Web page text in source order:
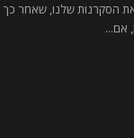
הסקרנות שלנו, שאחר כך
אם...